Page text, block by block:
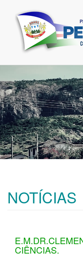
NOTÍCIAS
CIÊNCIAS.